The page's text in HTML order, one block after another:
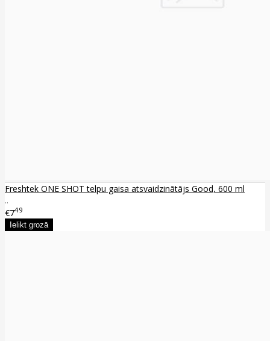
Freshtek ONE SHOT telpu gaisa atsvaidzinātājs Good, 600 ml
..
€749